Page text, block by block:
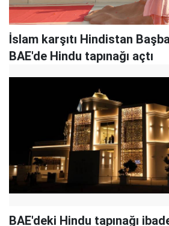
İslam karşıtı Hindistan
BAE'de Hindu tapınağı açtı
BAE'deki Hindu tapınağı